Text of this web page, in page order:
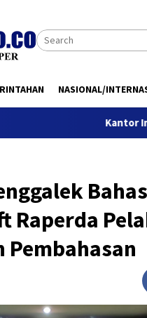
NASIONAL/
Kantor Imigrasi Kediri
Raperda
Pembahasan